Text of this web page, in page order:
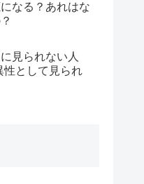
なる？あれはな
見られない人
性として見られ